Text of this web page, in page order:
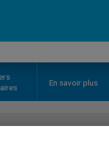
En savoir plus